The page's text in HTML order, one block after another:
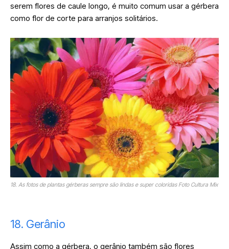
serem flores de caule longo, é muito comum usar a gérbera
como flor de corte para arranjos solitários.
18. As fotos de plantas gérberas sempre são lindas e super coloridas Foto Cultura Mix
18. Gerânio
Assim como a gérbera, o gerânio também são flores